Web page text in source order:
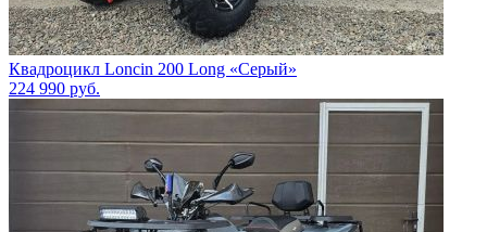
Квадроцикл Loncin 200 Long «Серый»
224 990 руб.